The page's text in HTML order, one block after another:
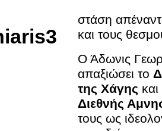
στάση
και τους
Ο Άδωνις
απαξιώσει το
της Χάγης
Διεθνής
τους ως